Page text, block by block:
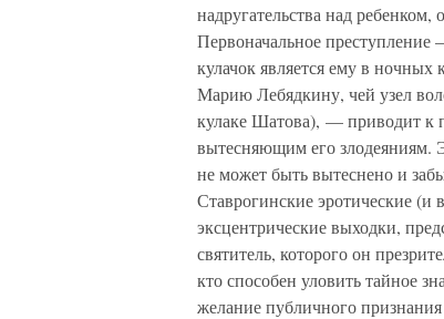
надругательства над
Первоначальное
кулачок является ему в
Марию Лебядкину, чей узел
кулаке Шатова), — приводит к
вытесняющим его злодеяниям.
не может быть вытеснено и
Ставрогинские эротические (и
эксцентрические выходки,
святитель, которого он
кто способен уловить тайное
желание публичного